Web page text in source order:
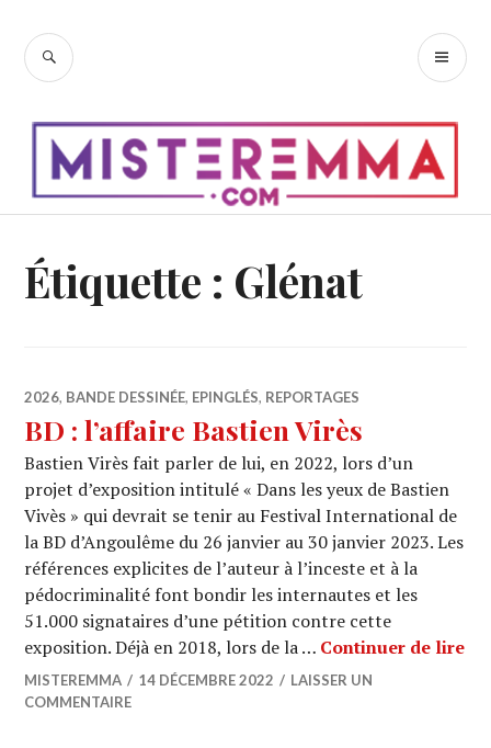
contenu
RECHERCHE
Étiquette : Glénat
2026, BANDE DESSINÉE, EPINGLÉS, REPORTAGES
BD : l’affaire Bastien Virès
Bastien Virès fait parler de lui, en 2022, lors d’un
projet d’exposition intitulé « Dans les yeux de Bastien
Vivès » qui devrait se tenir au Festival International de
la BD d’Angoulême du 26 janvier au 30 janvier 2023. Les
références explicites de l’auteur à l’inceste et à la
pédocriminalité font bondir les internautes et les
51.000 signataires d’une pétition contre cette
exposition. Déjà en 2018, lors de la … Continuer de lire
MISTEREMMA 14 DÉCEMBRE 2022
LAISSER UN
COMMENTAIRE